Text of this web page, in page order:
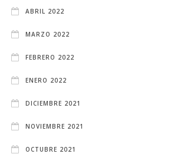
ABRIL 2022
MARZO 2022
FEBRERO 2022
ENERO 2022
DICIEMBRE 2021
NOVIEMBRE 2021
OCTUBRE 2021